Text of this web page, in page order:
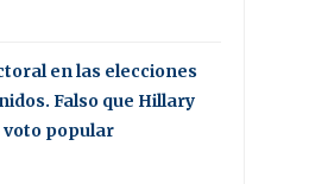
en las elecciones
Falso que Hillary
popular